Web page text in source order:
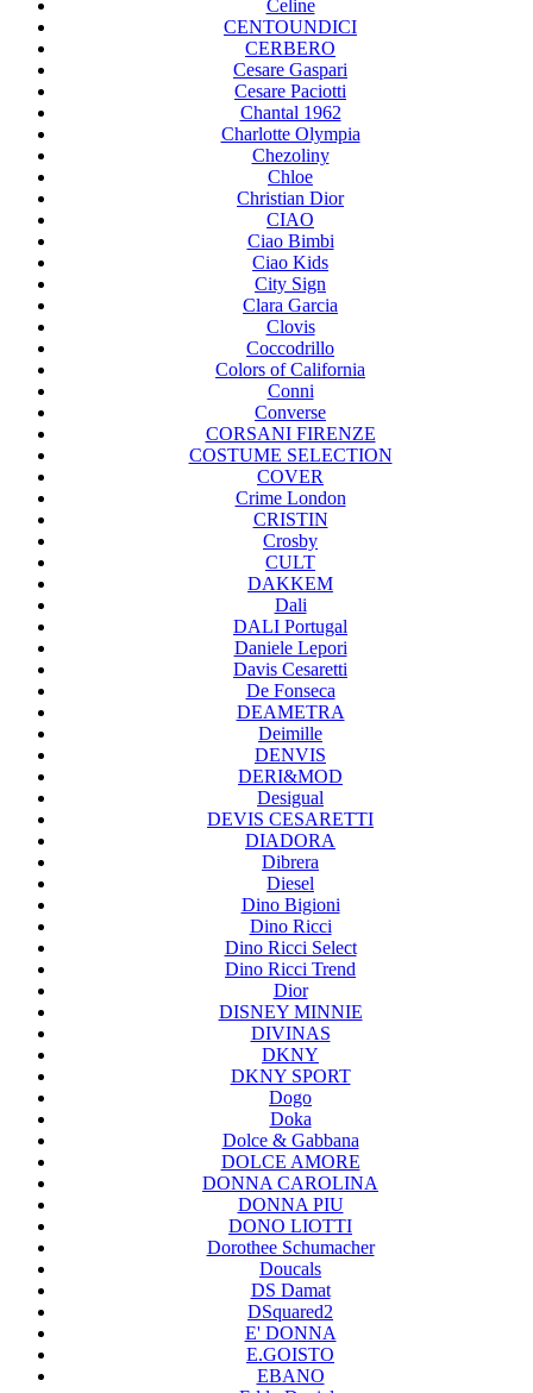
Celine
CENTOUNDICI
CERBERO
Cesare Gaspari
Cesare Paciotti
Chantal 1962
Charlotte Olympia
Chezoliny
Chloe
Christian Dior
CIAO
Ciao Bimbi
Ciao Kids
City Sign
Clara Garcia
Clovis
Coccodrillo
Colors of California
Conni
Converse
CORSANI FIRENZE
COSTUME SELECTION
COVER
Crime London
CRISTIN
Crosby
CULT
DAKKEM
Dali
DALI Portugal
Daniele Lepori
Davis Cesaretti
De Fonseca
DEAMETRA
Deimille
DENVIS
DERI&MOD
Desigual
DEVIS CESARETTI
DIADORA
Dibrera
Diesel
Dino Bigioni
Dino Ricci
Dino Ricci Select
Dino Ricci Trend
Dior
DISNEY MINNIE
DIVINAS
DKNY
DKNY SPORT
Dogo
Doka
Dolce & Gabbana
DOLCE AMORE
DONNA CAROLINA
DONNA PIU
DONO LIOTTI
Dorothee Schumacher
Doucals
DS Damat
DSquared2
E' DONNA
E.GOISTO
EBANO